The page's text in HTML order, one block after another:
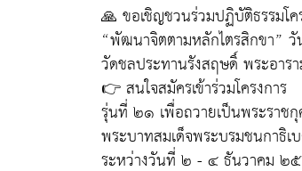
🙏 ขอเชิญชวนร่วมปฏิบัติธรรมโ
“พัฒนาจิตตามหลักไตรสิกขา”
วัดชลประทานรังสฤษดิ์ พระอา
👉 สนใจสมัครเข้าร่วมโครงการ
รุ่นที่ ๒๑ เพื่อถวายเป็นพระราช
พระบาทสมเด็จพระบรมชนกาธิ
ระหว่างวันที่ ๒ - ๔ ธันวาคม ๒